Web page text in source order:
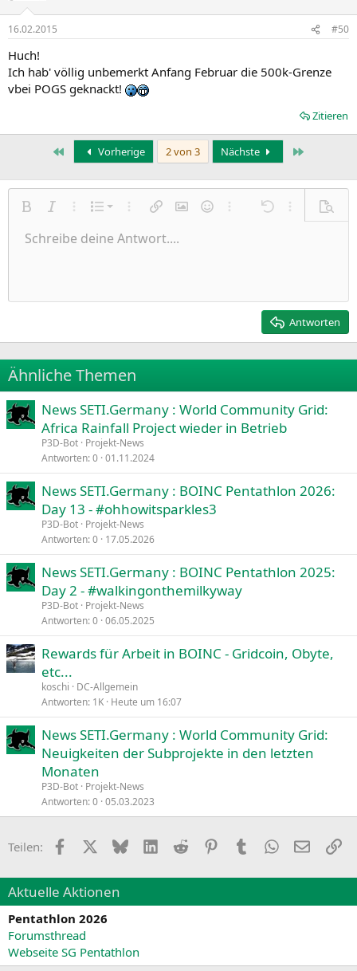
16.02.2015 #50
Huch!
Ich hab' völlig unbemerkt Anfang Februar die 500k-Grenze
vbei POGS geknackt!
Zitieren
Erste Vorherige 2 von 3 Nächste
Fett KursivWeitere Einstellungen…
Liste
Nummerierte Liste
Ungeordnete Liste
Weitere Einstellungen…
Link einfügen
Bild einfügen
SmileysWeitere Einstellungen…
Rückgängig
Weitere
Schriftgröße
9
22
26
TextfarbeSchriftfamilie
Arial
Times New Roman
Trebuchet MS
Verdana
Durchgestrichen
Unterstrichen
Inline-Code
AusrichtungLinksbündig
Paragraph format
Normal
Heading 2
ZitatMedienTabelle einfügen
Insert horizontal line
SpoilerCode
Wiederholen
BBCode umschalten
Formatierung entfernen
EntwürfeEntwurf speichern
Schreibe deine Antwort....
Antworten
Ähnliche Themen
News SETI.Germany : World Community Grid:
Africa Rainfall Project wieder in Betrieb
P3D-Bot Projekt-News
Antworten 0 01.11.2024
News SETI.Germany : BOINC Pentathlon 2026:
Day 13 - #ohhowitsparkles3
P3D-Bot Projekt-News
Antworten 0 17.05.2026
News SETI.Germany : BOINC Pentathlon 2025:
Day 2 - #walkingonthemilkyway
P3D-Bot Projekt-News
Antworten 0 06.05.2025
Rewards für Arbeit in BOINC - Gridcoin, Obyte,
etc...
koschi
DC-Allgemein
Antworten 1K Heute um 16:07
News SETI.Germany : World Community Grid:
Neuigkeiten der Subprojekte in den letzten
Monaten
P3D-Bot Projekt-News
Antworten 0 05.03.2023
Teilen: Facebook BlueskyLinkedIn
Reddit PinterestTumblr WhatsApp
E-Mail
Aktuelle Aktionen
Pentathlon 2026
Forumsthread
Webseite SG Pentathlon